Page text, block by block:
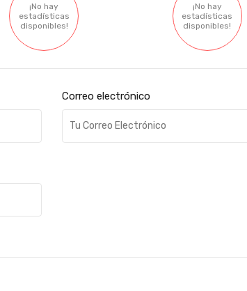
¡No hay
estadísticas
disponibles!
¡No hay
estadísticas
disponibles!
Correo electrónico